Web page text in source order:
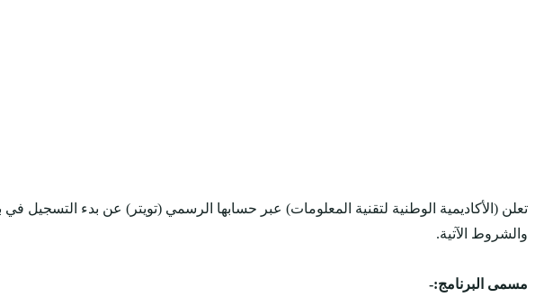
تعلن (الأكاديمية الوطنية لتقنية المعلومات) عبر حسابها الرسمي (تويتر) عن بدء التسجيل
والشروط الآتية.
مسمى البرنامج:-